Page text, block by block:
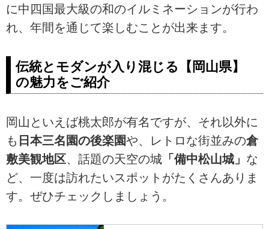
に中四国最大級の和のイルミネーションが行わ
れ、年間を通じて楽しむことが出来ます。
伝統とモダンが入り混じる【岡山県】
の魅力をご紹介
岡山といえば桃太郎が有名ですが、それ以外に
も 日本三名園の後楽園や、レトロな街並みの倉
敷美観地区、話題の天空の城 「備中松山城」 な
ど、一度は訪れたいスポットがたくさんありま
す。ぜひチェックしましょう。